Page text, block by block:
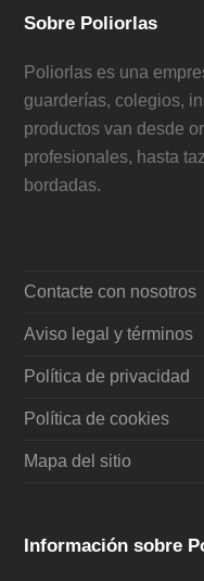
Sobre Poliorlas
Poliorlas es una
guarderías, colegios,
productos van desde
profesionales, hasta
bordadas.
Contacte con nosotros
Aviso legal y términos
Política de privacidad
Política de cookies
Mapa del sitio
Información sobre